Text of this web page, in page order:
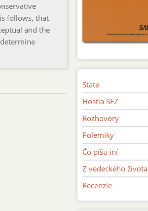
follows, that
and the
State
Hostia SFZ
Rozhovory
Polemiky
Čo píšu iní
Z vedeckého života
Recenzie